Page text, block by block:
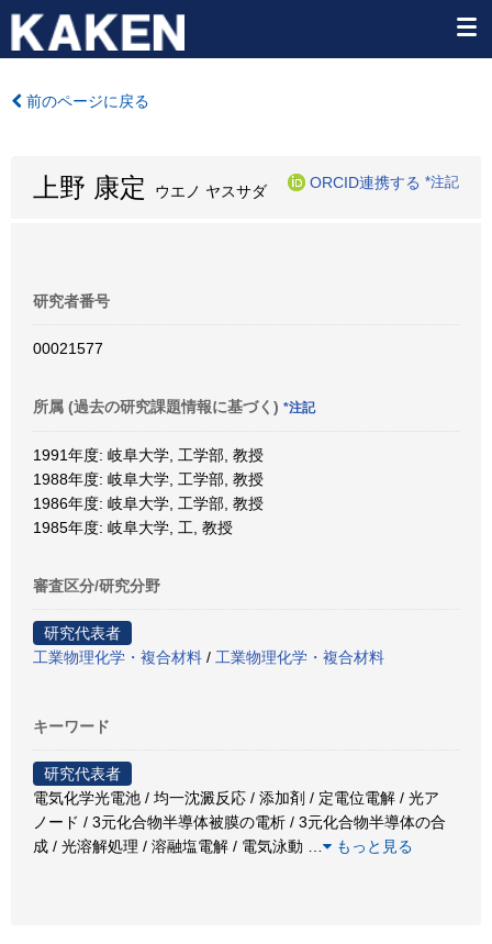
前のページに戻る
上野 康定 ウエノ ヤスサダ
ORCID連携する *注記
研究者番号
00021577
所属 (過去の研究課題情報に基づく) *注記
1991年度: 岐阜大学, 工学部, 教授
1988年度: 岐阜大学, 工学部, 教授
1986年度: 岐阜大学, 工学部, 教授
1985年度: 岐阜大学, 工, 教授
審査区分/研究分野
研究代表者
工業物理化学・複合材料 / 工業物理化学・複合材料
キーワード
研究代表者
電気化学光電池 / 均一沈澱反応 / 添加剤 / 定電位電解 / 光ア
ノード / 3元化合物半導体被膜の電析 / 3元化合物半導体の合
成 / 光溶解処理 / 溶融塩電解 / 電気泳動
もっと見る